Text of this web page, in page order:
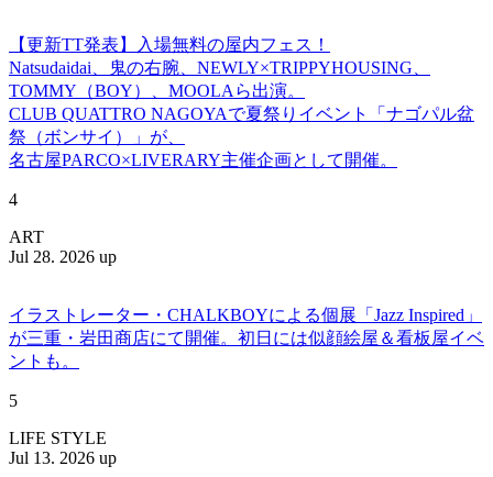
【更新TT発表】入場無料の屋内フェス！
Natsudaidai、鬼の右腕、NEWLY×TRIPPYHOUSING、
TOMMY（BOY）、MOOLAら出演。
CLUB QUATTRO NAGOYAで夏祭りイベント「ナゴパル盆
祭（ボンサイ）」が、
名古屋PARCO×LIVERARY主催企画として開催。
4
ART
Jul 28. 2026 up
イラストレーター・CHALKBOYによる個展「Jazz Inspired」
が三重・岩田商店にて開催。初日には似顔絵屋＆看板屋イベ
ントも。
5
LIFE STYLE
Jul 13. 2026 up